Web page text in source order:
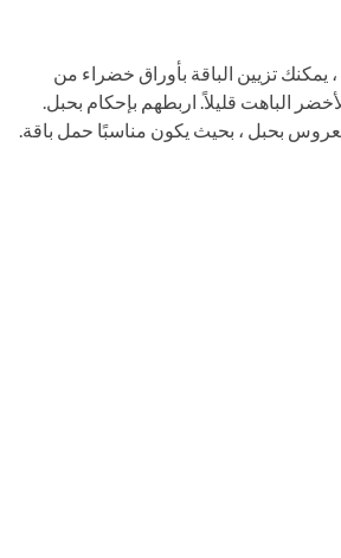
يمكنك تزيين الباقة بأوراق خضراء من
الباهت قليلاً. اربطهم بإحكام بحبل.
بحبل ، بحيث يكون مناسبًا حمل باقة.